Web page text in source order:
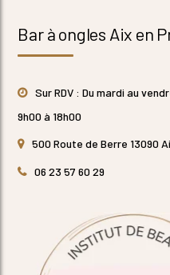
Bar à ongles Aix en
Sur RDV : Du mardi au
9h00 à 18h00
500 Route de Berre 13090
06 23 57 60 29